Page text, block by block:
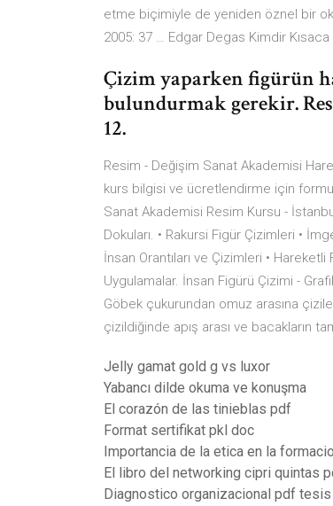
etme biçimiyle de yeniden öznel bir
2005: 37 … Edgar Degas Kimdir Kısaca
Çizim yaparken figürün
bulundurmak gerekir.
12.
Resim - Değişim Sanat Akademisi
kurs bilgisi ve ücretlendirme için formu
Sanat Akademisi Resim Kursu -
Dokuları. • Rakursi Figür Çizimleri •
İnsan Orantıları ve Çizimleri •
Uygulamalar. İnsan Figürü Çizimi -
Göbek çukurundan omuz arasına
çizildiğinde apış arası ve bacakların
Jelly gamat gold g vs luxor
Yabancı dilde okuma ve konuşma
El corazón de las tinieblas pdf
Format sertifikat pkl doc
Importancia de la etica en la
El libro del networking cipri quintas
Diagnostico organizacional pdf tesis